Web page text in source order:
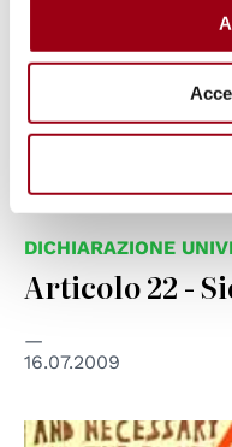
DICHIARAZIONE
Articolo 22 -
16.07.2009
© UN Photo